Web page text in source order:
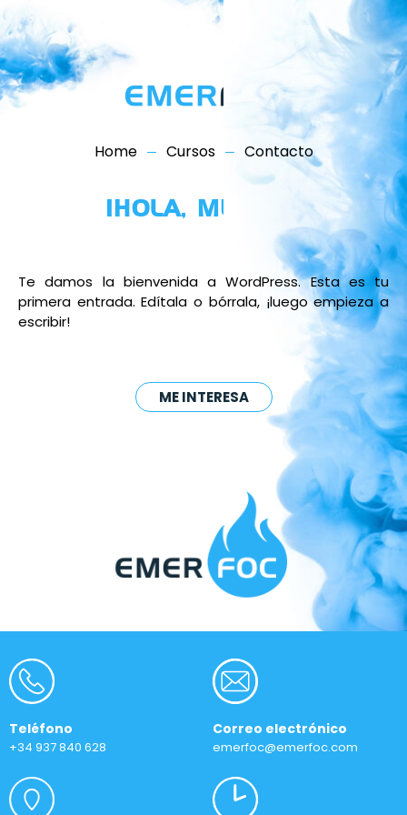
Home Cursos Contacto
¡HOLA, MUNDO!
Te damos la bienvenida a WordPress. Esta es tu
primera entrada. Edítala o bórrala, ¡luego empieza a
escribir!
ME INTERESA
Teléfono
+34 937 840 628
Correo electrónico
emerfoc@emerfoc.com